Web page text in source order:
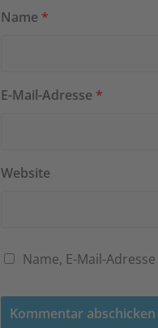
Name *
E-Mail-Adresse *
Website
Name, E-Mail-